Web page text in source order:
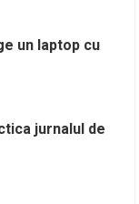
un laptop cu
jurnalul de